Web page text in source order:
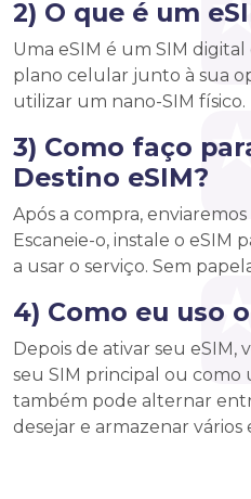
2) O que é um
Uma eSIM é um SIM
plano celular junto à sua
utilizar um nano-SIM físico.
3) Como faço
Destino eSIM?
Após a compra,
Escaneie-o, instale o eSIM
a usar o serviço. Sem
4) Como eu uso
Depois de ativar seu eSIM,
seu SIM principal ou como
também pode alternar
desejar e armazenar vários